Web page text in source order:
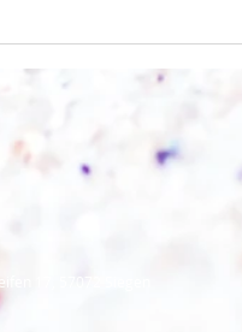
17, 57072 Siegen